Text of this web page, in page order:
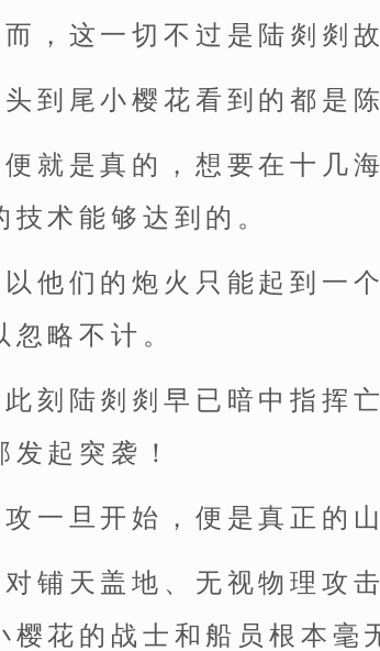
，这一切不过是陆剡剡
头到尾小樱花看到的都是
便就是真的，想要在十几
技术能够达到的。
以他们的炮火只能起到一
忽略不计。
刻陆剡剡早已暗中指挥
发起突袭！
一旦开始，便是真正的
铺天盖地、无视物理攻
樱花的战士和船员根本毫